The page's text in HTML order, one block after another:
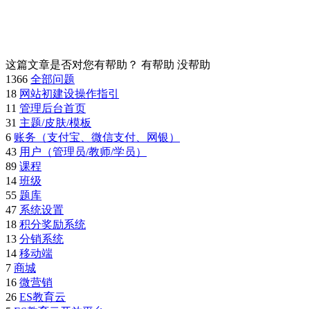
这篇文章是否对您有帮助？ 有帮助 没帮助
1366 全部问题
18 网站初建设操作指引
11 管理后台首页
31 主题/皮肤/模板
6 账务（支付宝、微信支付、网银）
43 用户（管理员/教师/学员）
89 课程
14 班级
55 题库
47 系统设置
18 积分奖励系统
13 分销系统
14 移动端
7 商城
16 微营销
26 ES教育云